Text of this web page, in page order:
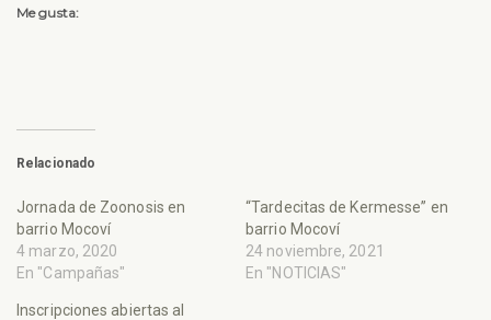
Me gusta:
Relacionado
Jornada de Zoonosis en
barrio Mocoví
4 marzo, 2020
En "Campañas"
“Tardecitas de Kermesse” en
barrio Mocoví
24 noviembre, 2021
En "NOTICIAS"
Inscripciones abiertas al